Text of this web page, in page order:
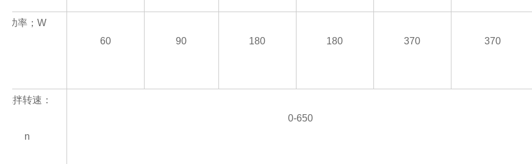
功率；W
60
90 180 180 370 370
搅拌转速：
n
0-650